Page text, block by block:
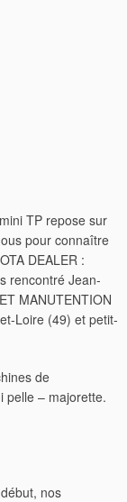
TP repose sur
pour connaître
DEALER :
rencontré Jean-
MANUTENTION
Loire (49) et petit-
de
pelle – majorette.
nos